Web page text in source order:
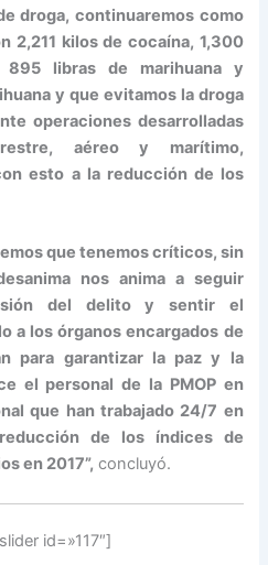
droga, continuaremos como
2,211 kilos de cocaína, 1,300
libras de marihuana y
y que evitamos la droga
operaciones desarrolladas
aéreo y marítimo,
esto a la reducción de los
que tenemos críticos, sin
nos anima a seguir
del delito y sentir el
a los órganos encargados de
para garantizar la paz y la
el personal de la PMOP en
que han trabajado 24/7 en
de los índices de
en 2017”, concluyó.
id=»117″]